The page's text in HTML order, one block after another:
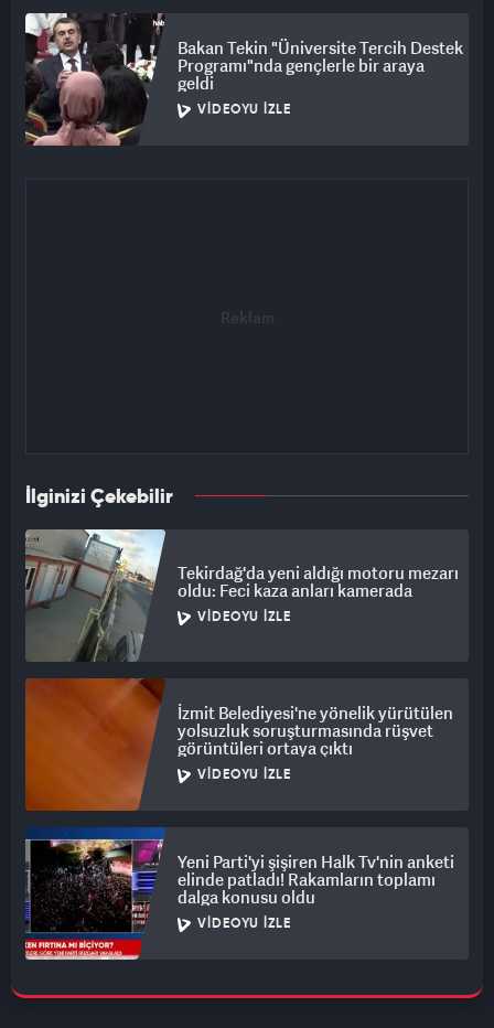
Bakan Tekin "Üniversite Tercih Destek
Programı"nda gençlerle bir araya
geldi
VIDEOYU İZLE
İlginizi Çekebilir
Tekirdağ'da yeni aldığı motoru mezarı
oldu: Feci kaza anları kamerada
VIDEOYU İZLE
İzmit Belediyesi'ne yönelik yürütülen
yolsuzluk soruşturmasında rüşvet
görüntüleri ortaya çıktı
VIDEOYU İZLE
Yeni Parti'yi şişiren Halk Tv'nin anketi
elinde patladı! Rakamların toplamı
dalga konusu oldu
VIDEOYU İZLE